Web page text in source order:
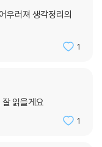
우러져 생각정리의
1
읽을게요
1